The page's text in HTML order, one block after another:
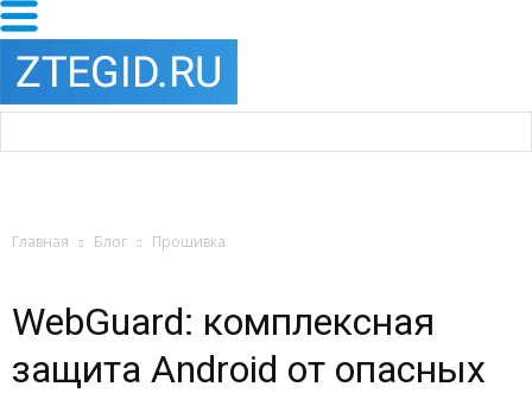
Главная Блог Прошивка
WebGuard: комплексная
защита Android от опасных